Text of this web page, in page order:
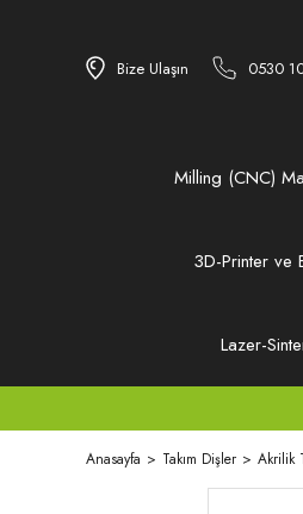
Bize Ulaşın 0530
Milling (CNC)
3D-Printer ve
Lazer-
Anasayfa Takım Dişler Akrilik